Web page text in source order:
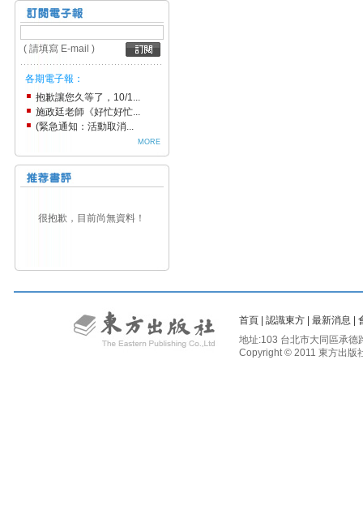
( 請填寫 E-mail )
各期電子報：
抱歉讓您久等了，10/1...
施政廷老師《好忙好忙...
(緊急通知：活動取消...
MORE
很抱歉，目前尚無資料！
首頁 認識東方 最新消息
地址:103 台北市大同區承
Copyright © 2011 東方出版